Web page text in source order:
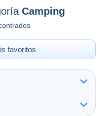
Camping
favoritos